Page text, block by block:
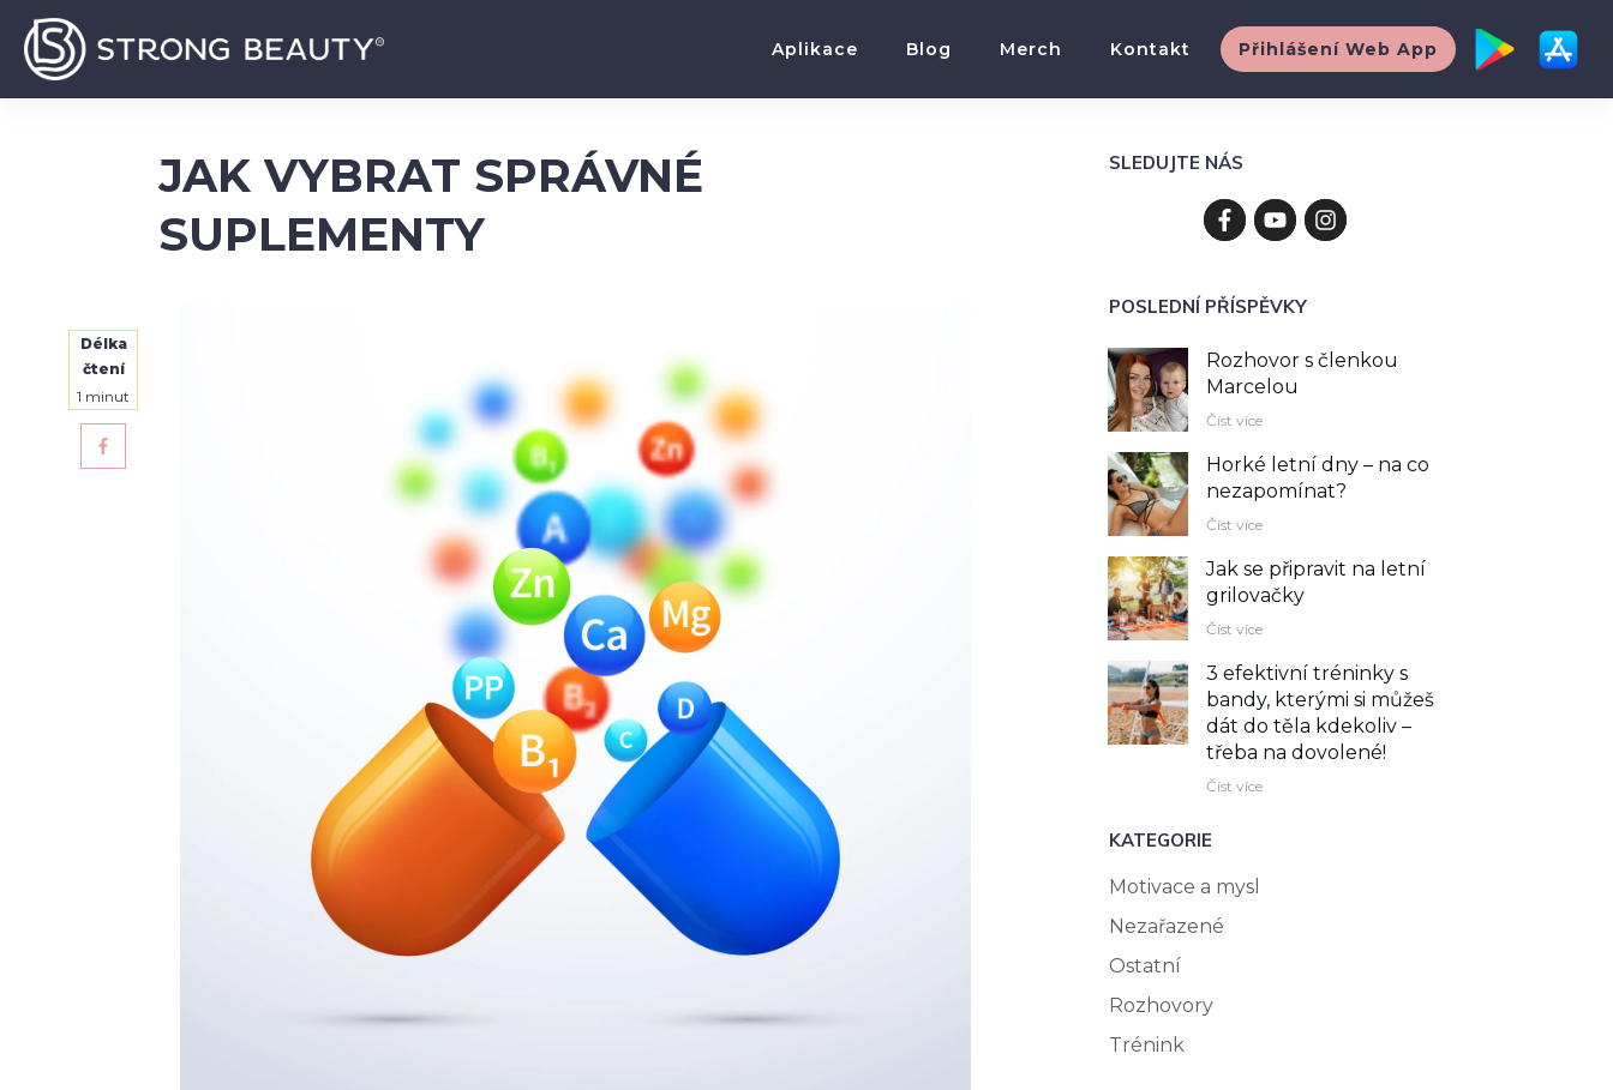
Aplikace Blog Merch Kontakt Přihlášení Web App
JAK VYBRAT SPRÁVNÉ
SUPLEMENTY
Délka
čtení
1 minut
SLEDUJTE NÁS
POSLEDNÍ PŘÍSPĚVKY
Rozhovor s členkou
Marcelou
Číst více
Horké letní dny – na co
nezapomínat?
Číst více
Jak se připravit na letní
grilovačky
Číst více
3 efektivní tréninky s
bandy, kterými si můžeš
dát do těla kdekoliv –⁠
třeba na dovolené!
Číst více
KATEGORIE
Motivace a mysl
Nezařazené
Ostatní
Rozhovory
Trénink